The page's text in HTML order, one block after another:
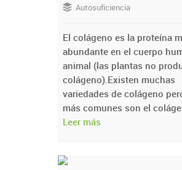
Autosuficiencia
El colágeno es la proteína
abundante en el cuerpo
animal (las plantas no
colágeno).Existen muchas
variedades de colágeno
más comunes son el
Leer más